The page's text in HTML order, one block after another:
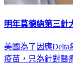
明年莫德納第三針
美國為了因應
疫苗，只為針對醫